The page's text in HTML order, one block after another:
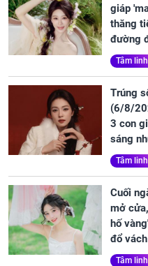
giáp
thăng
đường
Tâm
Trúng
(6/8/
3 con
sáng
Tâm
Cuối
mở
hố
đổ vách
Tâm